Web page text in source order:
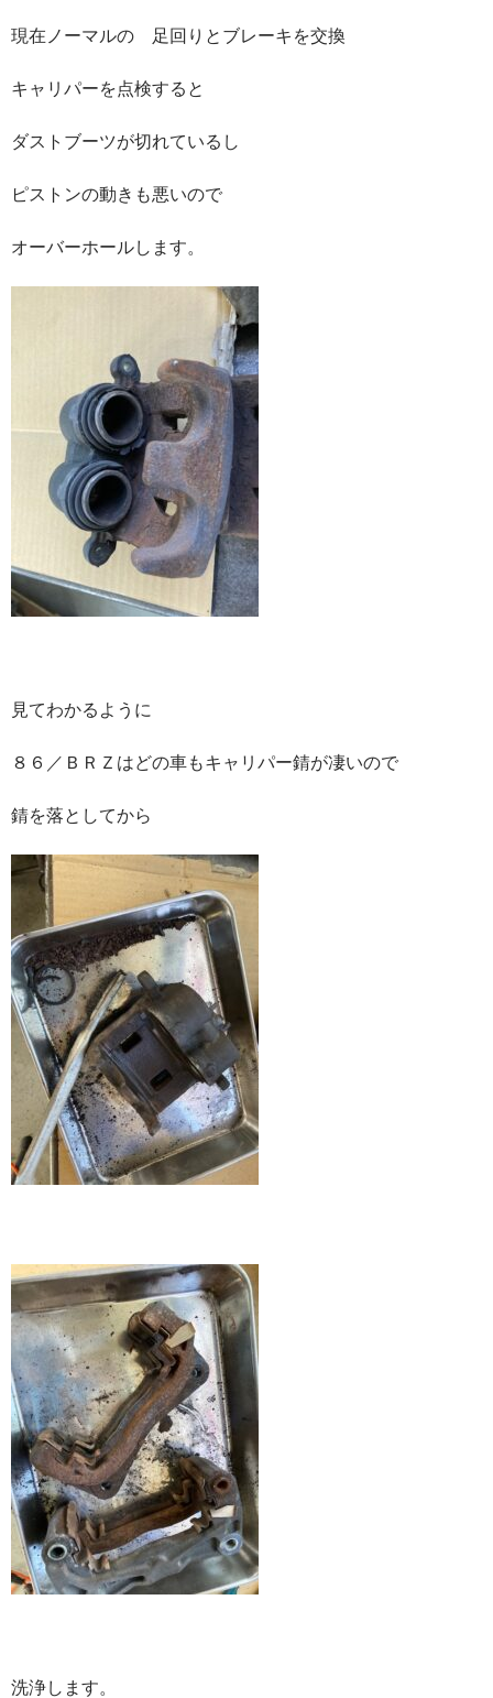
現在ノーマルの 足回りとブレーキを交換
キャリパーを点検すると
ダストブーツが切れているし
ピストンの動きも悪いので
オーバーホールします。
見てわかるように
８６／ＢＲＺはどの車もキャリパー錆が凄いので
錆を落としてから
洗浄します。